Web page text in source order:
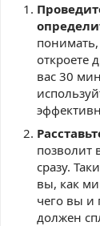
откроете
вас 30
сразу.
вы, как
чего вы и
должен